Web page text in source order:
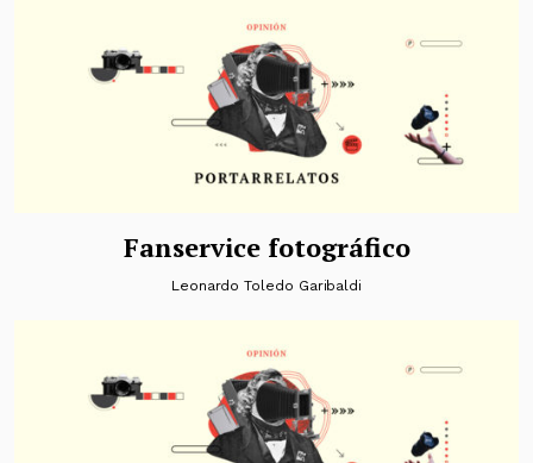
Fanservice fotográfico
Leonardo Toledo Garibaldi